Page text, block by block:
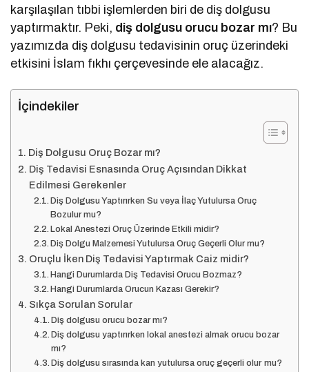
karşılaşılan tıbbi işlemlerden biri de diş dolgusu
yaptırmaktır. Peki, diş dolgusu orucu bozar mı? Bu
yazımızda diş dolgusu tedavisinin oruç üzerindeki
etkisini İslam fıkhı çerçevesinde ele alacağız.
İçindekiler
Diş Dolgusu Oruç Bozar mı?
Diş Tedavisi Esnasında Oruç Açısından Dikkat
Edilmesi Gerekenler
Diş Dolgusu Yaptırırken Su veya İlaç Yutulursa Oruç
Bozulur mu?
Lokal Anestezi Oruç Üzerinde Etkili midir?
Diş Dolgu Malzemesi Yutulursa Oruç Geçerli Olur mu?
Oruçlu İken Diş Tedavisi Yaptırmak Caiz midir?
Hangi Durumlarda Diş Tedavisi Orucu Bozmaz?
Hangi Durumlarda Orucun Kazası Gerekir?
Sıkça Sorulan Sorular
Diş dolgusu orucu bozar mı?
Diş dolgusu yaptırırken lokal anestezi almak orucu bozar
mı?
Diş dolgusu sırasında kan yutulursa oruç geçerli olur mu?